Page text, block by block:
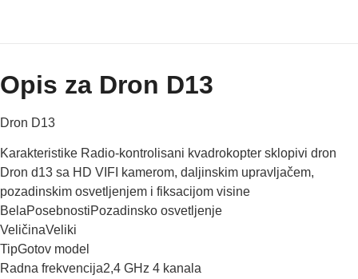
Opis za Dron D13
Dron D13
Karakteristike Radio-kontrolisani kvadrokopter sklopivi dron
Dron d13 sa HD VIFI kamerom, daljinskim upravljačem,
pozadinskim osvetljenjem i fiksacijom visine
BelaPosebnostiPozadinsko osvetljenje
VeličinaVeliki
TipGotov model
Radna frekvencija2,4 GHz 4 kanala